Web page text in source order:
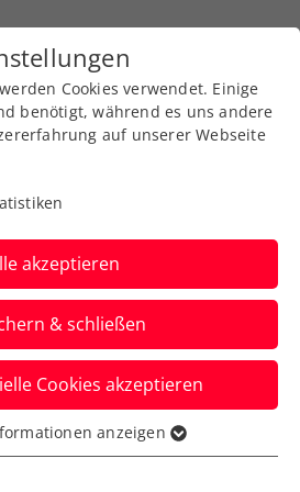
und
Sache
unterstützt den
Social-Media-Arbeit und
Cookies verwendet. Einige
benötigt, während es uns andere
auf unserer Webseite
akzeptieren
& schließen
Cookies akzeptieren
für grundlegende
anzeigen